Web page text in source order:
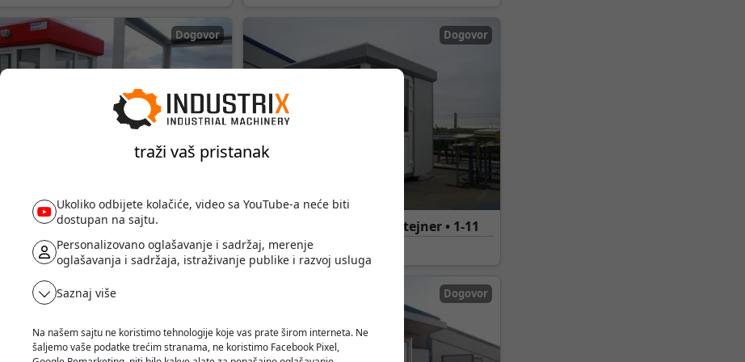
traži vaš pristanak
Ukoliko odbijete kolačiće, video sa YouTube-a neće biti
dostupan na sajtu.
Personalizovano oglašavanje i sadržaj, merenje
oglašavanja i sadržaja, istraživanje publike i razvoj usluga
Saznaj više
Na našem sajtu ne koristimo tehnologije koje vas prate širom interneta. Ne
šaljemo vaše podatke trećim stranama, ne koristimo Facebook Pixel,
Dogovor
poslovni kontejner • 1-12
proizvodnje:2025
Dogovor
Stambeno-poslovni kontejner • 1-11
Godina proizvodnje:
Dogovor